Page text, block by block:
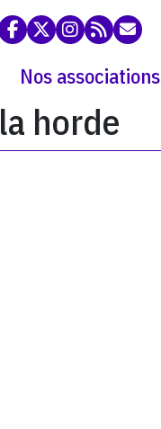
Nos associations
la horde